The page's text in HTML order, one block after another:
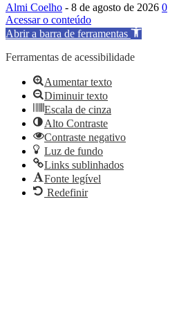
Almi Coelho - 8 de agosto de 2026 0
Acessar o conteúdo
Abrir a barra de ferramentas
Ferramentas de acessibilidade
Aumentar texto
Diminuir texto
Escala de cinza
Alto Contraste
Contraste negativo
Luz de fundo
Links sublinhados
Fonte legível
Redefinir